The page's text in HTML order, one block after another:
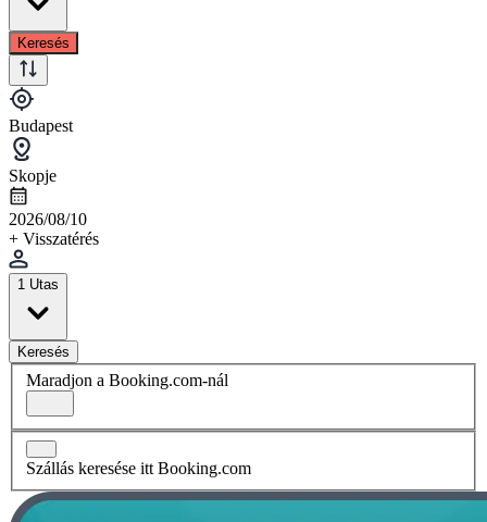
Keresés
Budapest
Skopje
2026/08/10
+ Visszatérés
1 Utas
Keresés
Maradjon a Booking.com-nál
Szállás keresése itt Booking.com